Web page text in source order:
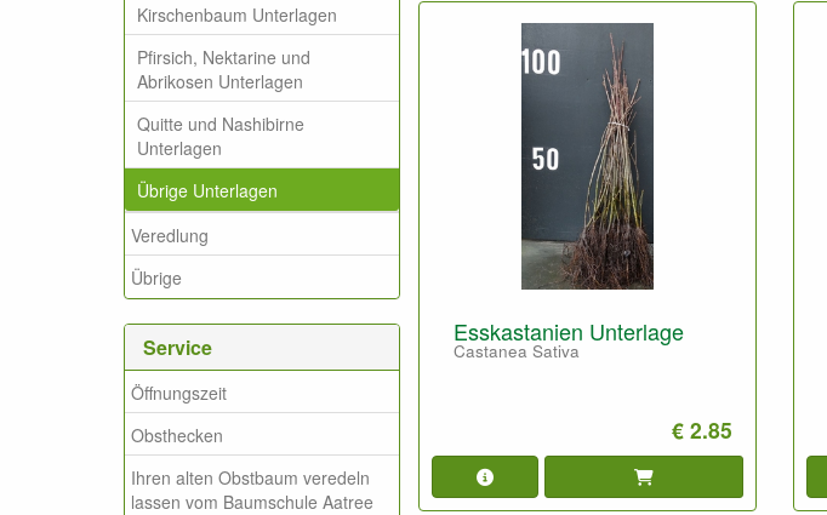
Kirschenbaum Unterlagen
Pfirsich, Nektarine und
Abrikosen Unterlagen
Quitte und Nashibirne
Unterlagen
Übrige Unterlagen
Veredlung
Übrige
Service
Öffnungszeit
Obsthecken
Ihren alten Obstbaum veredeln
lassen vom Baumschule Aatree
Esskastanien Unterlage
Castanea Sativa
€ 2.85